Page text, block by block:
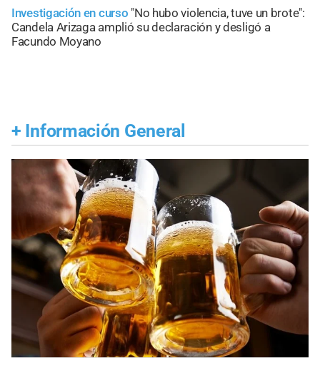
Investigación en curso "No hubo violencia, tuve un brote":
Candela Arizaga amplió su declaración y desligó a
Facundo Moyano
+ Información General